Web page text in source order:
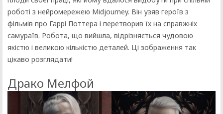
роботі з нейромережею Midjourney. Він узяв героїв з
фільмів про Гаррі Поттера і перетворив їх на справжніх
самураїв. Робота, що вийшла, відрізняється чудовою
якістю і великою кількістю деталей. Ці зображення так
цікаво розглядати!
Драко Мелфой